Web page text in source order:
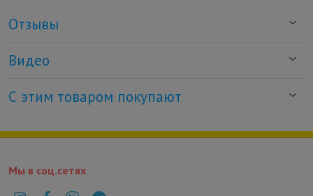
Отзывы
Видео
С этим товаром покупают
Мы в соц.сетях